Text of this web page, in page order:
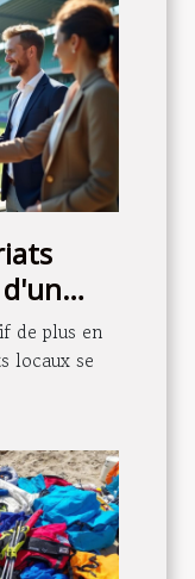
de plus en
locaux se